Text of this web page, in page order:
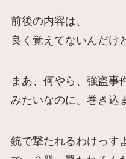
前後の内容は、
良く覚えてないんだけ
まあ、何やら、強盗事
みたいなのに、巻き込
銃で撃たれるわけっす